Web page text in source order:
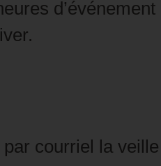
d’événement
courriel la veille